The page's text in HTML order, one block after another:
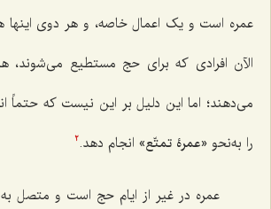
عمره است و یک اعمال خاصه، و هر دوی اینها
الآن افرادی که برای حج مستطیع می‌شوند،
می‌دهند؛ اما این دلیل بر این نیست که حتماً
را به‌نحو «عمرۀ تمتّع» انجام دهد.2
عمره در غیر از ایام حج است و متصل